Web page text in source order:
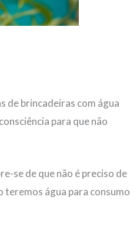
de brincadeiras com água
para que não
se de que não é preciso de
água para consumo